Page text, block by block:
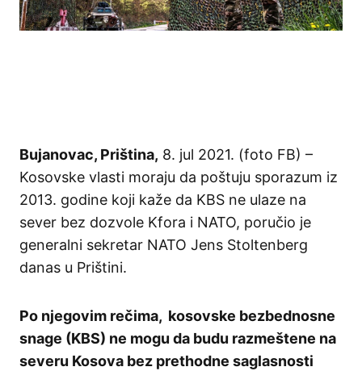
Bujanovac, Priština, 8. jul 2021. (foto FB) –
Kosovske vlasti moraju da poštuju sporazum iz
2013. godine koji kaže da KBS ne ulaze na
sever bez dozvole Kfora i NATO, poručio je
generalni sekretar NATO Jens Stoltenberg
danas u Prištini.
Po njegovim rečima, kosovske bezbednosne
snage (KBS) ne mogu da budu razmeštene na
severu Kosova bez prethodne saglasnosti